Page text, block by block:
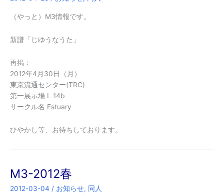
（やっと）M3情報です。
新譜「じゆうなうた」
再掲：
2012年4月30日（月）
東京流通センター(TRC)
第一展示場 L 14b
サークル名 Estuary
ひやかし等、お待ちしております。
M3-2012春
2012-03-04 / お知らせ, 同人